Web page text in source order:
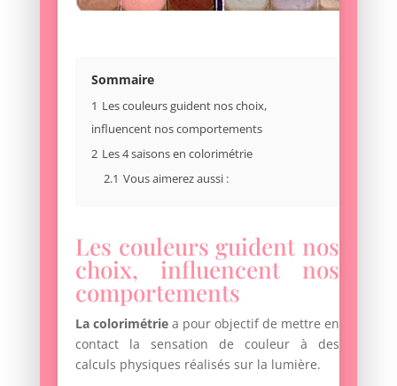
Sommaire
1 Les couleurs guident nos choix,
influencent nos comportements
2 Les 4 saisons en colorimétrie
2.1 Vous aimerez aussi :
Les couleurs guident nos
choix, influencent nos
comportements
La colorimétriea pour objectif de mettre en
contact la sensation de couleur à des
calculs physiques réalisés sur la lumière.